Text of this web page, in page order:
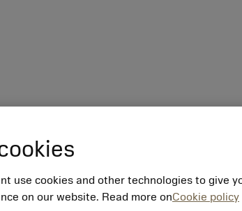
use cookies and other technologies to give
on our website. Read more onCookie policy